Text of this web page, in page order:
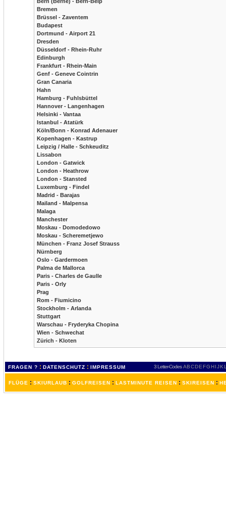
Bremen
Brüssel - Zaventem
Budapest
Dortmund - Airport 21
Dresden
Düsseldorf - Rhein-Ruhr
Edinburgh
Frankfurt - Rhein-Main
Genf - Geneve Cointrin
Gran Canaria
Hahn
Hamburg - Fuhlsbüttel
Hannover - Langenhagen
Helsinki - Vantaa
Istanbul - Atatürk
Köln/Bonn - Konrad Adenauer
Kopenhagen - Kastrup
Leipzig / Halle - Schkeuditz
Lissabon
London - Gatwick
London - Heathrow
London - Stansted
Luxemburg - Findel
Madrid - Barajas
Mailand - Malpensa
Malaga
Manchester
Moskau - Domodedowo
Moskau - Scheremetjewo
München - Franz Josef Strauss
Nürnberg
Oslo - Gardermoen
Palma de Mallorca
Paris - Charles de Gaulle
Paris - Orly
Prag
Rom - Fiumicino
Stockholm - Arlanda
Stuttgart
Warschau - Fryderyka Chopina
Wien - Schwechat
Zürich - Kloten
FRAGEN ? : DATENSCHUTZ : IMPRESSUM 3 Letter-Codes ABCDEFGH IJKL
FLÜGE : SKIURLAUB : GOLFREISEN : LASTMINUTE REISEN : SKIREISEN :